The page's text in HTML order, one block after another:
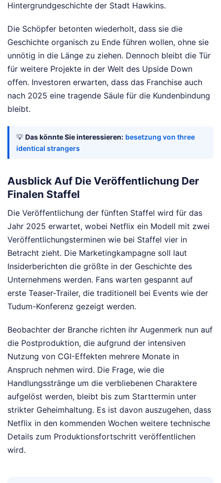
Hintergrundgeschichte der Stadt Hawkins.
Die Schöpfer betonten wiederholt, dass sie die
Geschichte organisch zu Ende führen wollen, ohne sie
unnötig in die Länge zu ziehen. Dennoch bleibt die Tür
für weitere Projekte in der Welt des Upside Down
offen. Investoren erwarten, dass das Franchise auch
nach 2025 eine tragende Säule für die Kundenbindung
bleibt.
💡 Das könnte Sie interessieren: besetzung von three
identical strangers
Ausblick Auf Die Veröffentlichung Der
Finalen Staffel
Die Veröffentlichung der fünften Staffel wird für das
Jahr 2025 erwartet, wobei Netflix ein Modell mit zwei
Veröffentlichungsterminen wie bei Staffel vier in
Betracht zieht. Die Marketingkampagne soll laut
Insiderberichten die größte in der Geschichte des
Unternehmens werden. Fans warten gespannt auf
erste Teaser-Trailer, die traditionell bei Events wie der
Tudum-Konferenz gezeigt werden.
Beobachter der Branche richten ihr Augenmerk nun auf
die Postproduktion, die aufgrund der intensiven
Nutzung von CGI-Effekten mehrere Monate in
Anspruch nehmen wird. Die Frage, wie die
Handlungsstränge um die verbliebenen Charaktere
aufgelöst werden, bleibt bis zum Starttermin unter
strikter Geheimhaltung. Es ist davon auszugehen, dass
Netflix in den kommenden Wochen weitere technische
Details zum Produktionsfortschritt veröffentlichen
wird.